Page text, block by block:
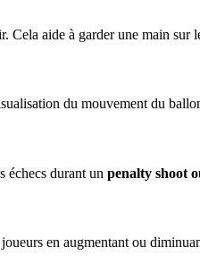
Cela aide à garder une main sur
du mouvement du
échecs durant un penalty shoot
en augmentant ou